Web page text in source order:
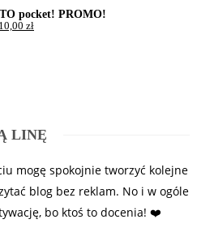
pocket! PROMO!
zł
LINĘ
mogę spokojnie tworzyć kolejne
blog bez reklam. No i w ogóle
bo ktoś to docenia! ❤️